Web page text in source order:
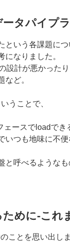
タパイプ
いう各課題につ
になりました。
設計が悪かったり
など。
うことで、
ースでloadでき
つも地味に不便
呼べるようなも
めに-これ
ことを思い出しま